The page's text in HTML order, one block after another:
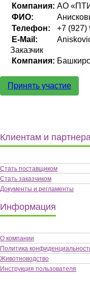
Компания: АО
ФИО:
Телефон:
+7 (927)
E-Mail:
Заказчик
Компания:
Принять участие
Клиентам и
Стать поставщиком
Стать заказчиком
Документы и регламенты
Информация
О компании
Политика
Животноводство
Инструкция пользователя